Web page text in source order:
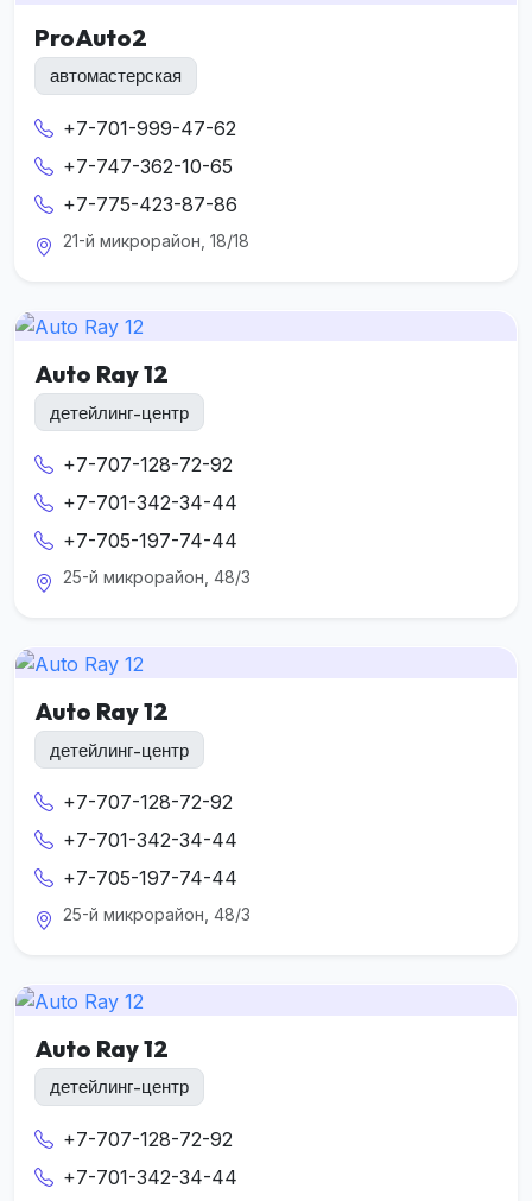
ProAuto2
автомастерская
+7-701-999-47-62
+7-747-362-10-65
+7-775-423-87-86
21-й микрорайон, 18/18
Auto Ray 12
детейлинг-центр
+7-707-128-72-92
+7-701-342-34-44
+7-705-197-74-44
25-й микрорайон, 48/3
Auto Ray 12
детейлинг-центр
+7-707-128-72-92
+7-701-342-34-44
+7-705-197-74-44
25-й микрорайон, 48/3
Auto Ray 12
детейлинг-центр
+7-707-128-72-92
+7-701-342-34-44